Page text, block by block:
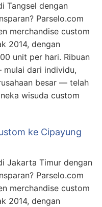
Tangsel dengan
Parselo.com
merchandise custom
2014, dengan
unit per hari. Ribuan
mulai dari individu,
besar — telah
wisuda custom
ke Cipayung
Jakarta Timur dengan
Parselo.com
merchandise custom
2014, dengan